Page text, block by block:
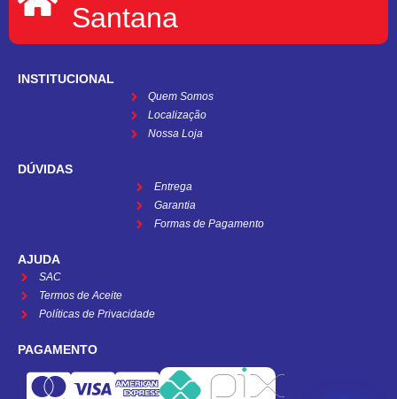
Santana
INSTITUCIONAL
Quem Somos
Localização
Nossa Loja
DÚVIDAS
Entrega
Garantia
Formas de Pagamento
AJUDA
SAC
Termos de Aceite
Políticas de Privacidade
PAGAMENTO